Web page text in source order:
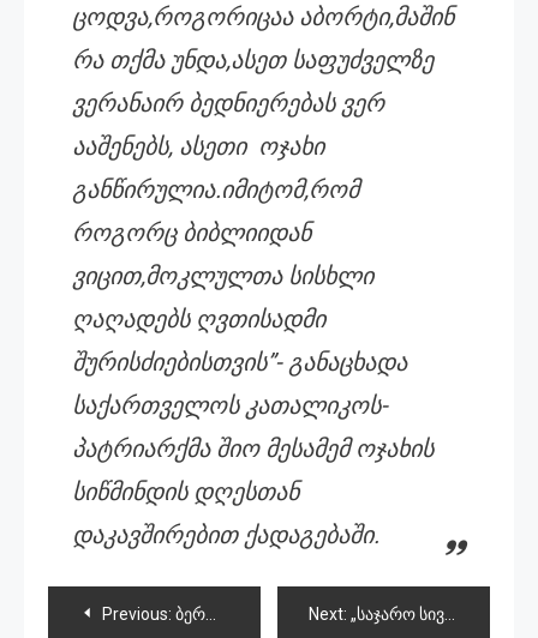
ცოდვა,როგორიცაა აბორტი,მაშინ
რა თქმა უნდა,ასეთ საფუძველზე
ვერანაირ ბედნიერებას ვერ
ააშენებს, ასეთი ოჯახი
განწირულია.იმიტომ,რომ
როგორც ბიბლიიდან
ვიცით,მოკლულთა სისხლი
ღაღადებს ღვთისადმი
შურისძიებისთვის”- განაცხადა
საქართველოს კათალიკოს-
პატრიარქმა შიო მესამემ ოჯახის
სიწმინდის დღესთან
დაკავშირებით ქადაგებაში.
პოსტის
Previous: ბერობიდან- პატრიარქობამდე-ვინ იყვნენ პატრიარქის წინაპრები Next: „საჯარო სივრცეში, მათ შორის ფეისბუქში შეურაცხმყოფელი პოსტის გამოქვეყნებისთვის, შესაძლოა, პირი ადმინისტრაციულ პასუხისგებაში მიეცეს“